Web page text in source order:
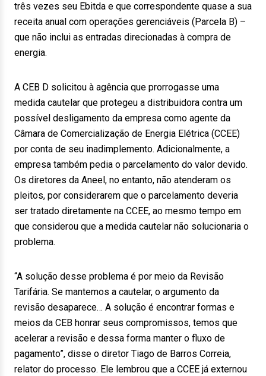
três vezes seu Ebitda e que correspondente quase a sua
receita anual com operações gerenciáveis (Parcela B) –
que não inclui as entradas direcionadas à compra de
energia.
A CEB D solicitou à agência que prorrogasse uma
medida cautelar que protegeu a distribuidora contra um
possível desligamento da empresa como agente da
Câmara de Comercialização de Energia Elétrica (CCEE)
por conta de seu inadimplemento. Adicionalmente, a
empresa também pedia o parcelamento do valor devido.
Os diretores da Aneel, no entanto, não atenderam os
pleitos, por considerarem que o parcelamento deveria
ser tratado diretamente na CCEE, ao mesmo tempo em
que considerou que a medida cautelar não solucionaria o
problema.
“A solução desse problema é por meio da Revisão
Tarifária. Se mantemos a cautelar, o argumento da
revisão desaparece… A solução é encontrar formas e
meios da CEB honrar seus compromissos, temos que
acelerar a revisão e dessa forma manter o fluxo de
pagamento”, disse o diretor Tiago de Barros Correia,
relator do processo. Ele lembrou que a CCEE já externou